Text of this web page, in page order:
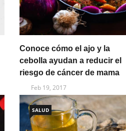
Conoce cómo el ajo y la
cebolla ayudan a reducir el
riesgo de cáncer de mama
Feb 19, 2017
SALUD